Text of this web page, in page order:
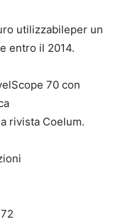
utilizzabileper un
entro il 2014.
70 con
rivista Coelum.